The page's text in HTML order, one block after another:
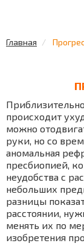
Главная
происходит
можно
руки, но со
аномальная
пресбиопией,
неудобства с
небольших
разницы
расстоянии,
менять их по
изобретения